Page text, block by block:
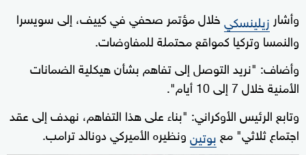
وأشار زيلينسكيخلال مؤتمر صحفي في كييف، إلى سويسرا
والنمسا وتركيا كمواقع محتملة للمفاوضات.
وأضاف: "نريد التوصل إلى تفاهم بشأن هيكلية الضمانات
الأمنية خلال 7 إلى 10 أيام".
وتابع الرئيس الأوكراني: "بناء على هذا التفاهم، نهدف إلى عقد
اجتماع ثلاثي" مع بوتينونظيره الأميركي دونالد ترامب.